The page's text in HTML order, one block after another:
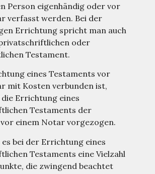
Person eigenhändig oder vor
verfasst werden. Bei der
Errichtung spricht man auch
oder
Testament.
eines Testaments vor
mit Kosten verbunden ist,
Errichtung eines
Testaments der
einem Notar vorgezogen.
es bei der Errichtung eines
Testaments eine Vielzahl
die zwingend beachtet